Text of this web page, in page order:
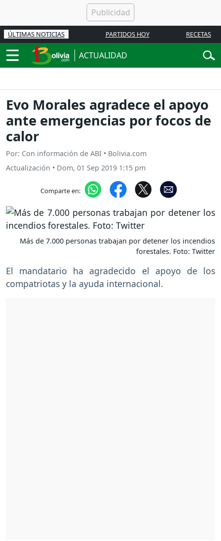
ÚLTIMAS NOTICIAS PARTIDOS HOY RECETAS
ACTUALIDAD
Evo Morales agradece el apoyo
ante emergencias por focos de
calor
Por: Con información de ABI • Bolivia.com
Actualización • Dom, 01 Sep 2019 1:15 pm
Comparte en:
Más de 7.000 personas trabajan por detener los incendios
forestales. Foto: Twitter
El mandatario ha agradecido el apoyo de los
compatriotas y la ayuda internacional.